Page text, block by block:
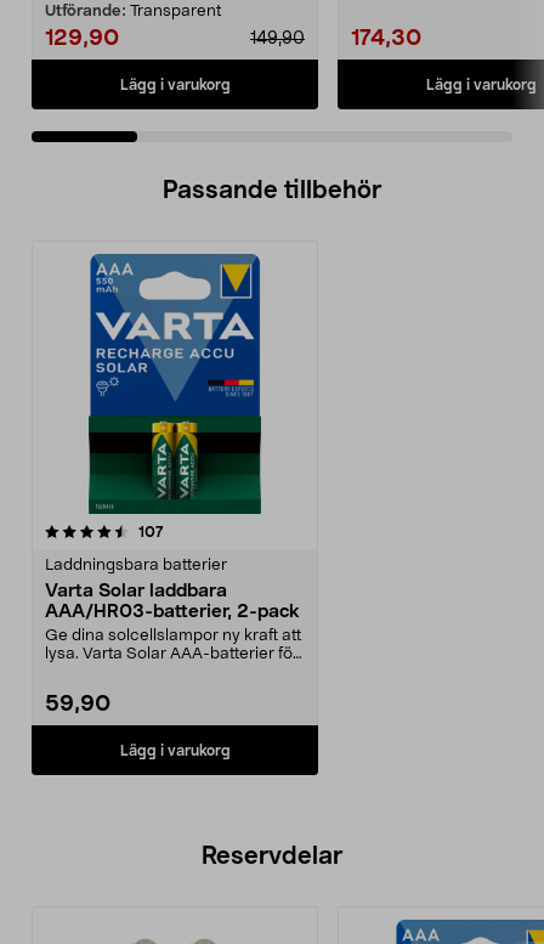
Utförande: Transparent
129,90 149,90
Lägg i varukorg
174,30
Lägg i varukorg
Passande tillbehör
107recensioner
Laddningsbara batterier
Varta Solar laddbara
AAA/HR03-batterier, 2-pack
Ge dina solcellslampor ny kraft att
lysa. Varta Solar AAA-batterier för
59,90
Lägg i varukorg
Reservdelar